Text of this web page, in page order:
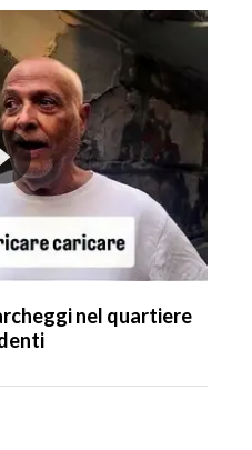
nel quartiere